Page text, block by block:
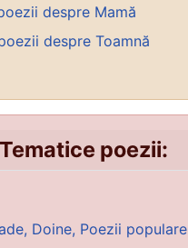
despre Mamă
despre Toamnă
poezii:
Doine, Poezii populare